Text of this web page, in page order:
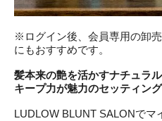
※ログイン後、会員専用の卸
にもおすすめです。
髪本来の艶を活かすナチュラ
キープ力が魅力のセッティン
LUDLOW BLUNT SALONでマ